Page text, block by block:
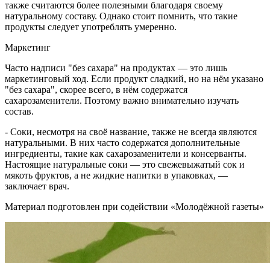
также считаются более полезными благодаря своему
натуральному составу. Однако стоит помнить, что такие
продукты следует употреблять умеренно.
Маркетинг
Часто надписи "без сахара" на продуктах — это лишь
маркетинговый ход. Если продукт сладкий, но на нём указано
"без сахара", скорее всего, в нём содержатся
сахарозаменители. Поэтому важно внимательно изучать
состав.
- Соки, несмотря на своё название, также не всегда являются
натуральными. В них часто содержатся дополнительные
ингредиенты, такие как сахарозаменители и консерванты.
Настоящие натуральные соки — это свежевыжатый сок и
мякоть фруктов, а не жидкие напитки в упаковках, —
заключает врач.
Материал подготовлен при содействии «Молодёжной газеты»